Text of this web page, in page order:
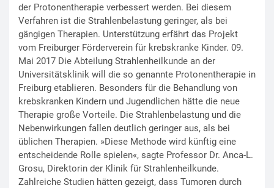
der Protonentherapie verbessert werden. Bei diesem
Verfahren ist die Strahlenbelastung geringer, als bei
gängigen Therapien. Unterstützung erfährt das Projekt
vom Freiburger Förderverein für krebskranke Kinder. 09.
Mai 2017 Die Abteilung Strahlenheilkunde an der
Universitätsklinik will die so genannte Protonentherapie in
Freiburg etablieren. Besonders für die Behandlung von
krebskranken Kindern und Jugendlichen hätte die neue
Therapie große Vorteile. Die Strahlenbelastung und die
Nebenwirkungen fallen deutlich geringer aus, als bei
üblichen Therapien. »Diese Methode wird künftig eine
entscheidende Rolle spielen«, sagte Professor Dr. Anca-L.
Grosu, Direktorin der Klinik für Strahlenheilkunde.
Zahlreiche Studien hätten gezeigt, dass Tumoren durch